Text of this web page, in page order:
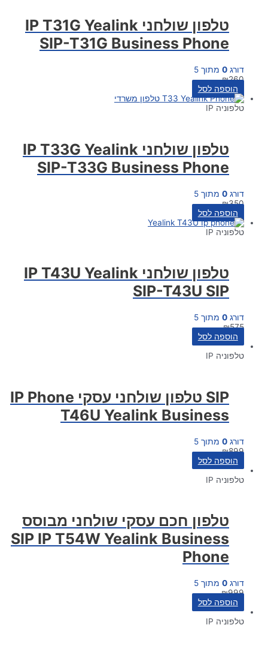
טלפון שולחני IP T31G Yealink
SIP-T31G Business Phone
דורג 0 מתוך 5
₪260
הוספה לסל
טלפוניה IP
טלפון שולחני IP T33G Yealink
SIP-T33G Business Phone
דורג 0 מתוך 5
₪350
הוספה לסל
טלפוניה IP
טלפון שולחני IP T43U Yealink
SIP-T43U SIP
דורג 0 מתוך 5
₪575
הוספה לסל
טלפוניה IP
SIP טלפון שולחני עסקי IP Phone
T46U Yealink Business
דורג 0 מתוך 5
₪899
הוספה לסל
טלפוניה IP
טלפון חכם עסקי שולחני מבוסס
SIP IP T54W Yealink Business
Phone
דורג 0 מתוך 5
₪999
הוספה לסל
טלפוניה IP